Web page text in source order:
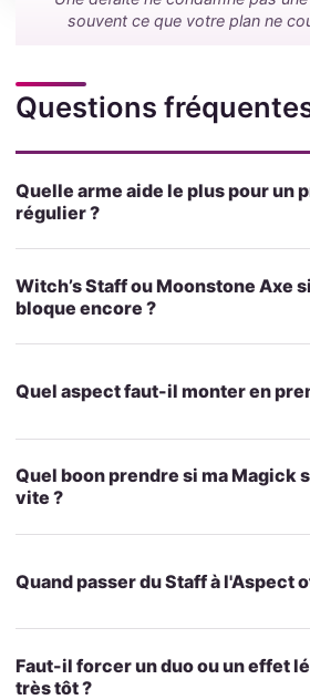
souvent ce que votre plan ne
Questions
Quelle arme aide le plus pour un
régulier ?
Witch’s Staff ou Moonstone Axe
bloque encore ?
Quel aspect faut-il monter en
Quel boon prendre si ma Magick
vite ?
Quand passer du Staff à l'Aspect
Faut-il forcer un duo ou un effet
très tôt ?